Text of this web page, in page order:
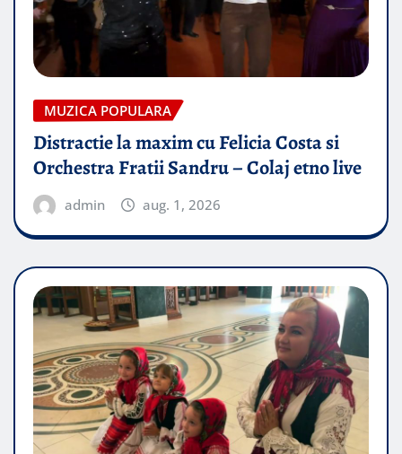
MUZICA POPULARA
Distractie la maxim cu Felicia Costa si
Orchestra Fratii Sandru – Colaj etno live
admin aug. 1, 2026